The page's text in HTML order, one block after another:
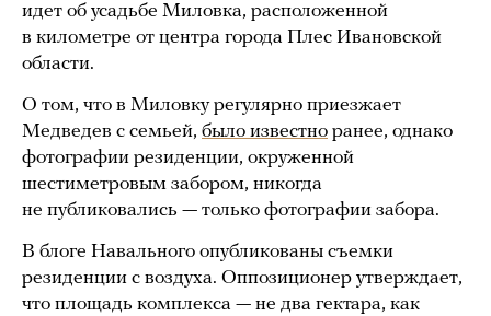
идет об усадьбе Миловка, расположенной
в километре от центра города Плес Ивановской
области.
О том, что в Миловку регулярно приезжает
Медведев с семьей, было известно ранее, однако
фотографии резиденции, окруженной
шестиметровым забором, никогда
не публиковались — только фотографии забора.
В блоге Навального опубликованы съемки
резиденции с воздуха. Оппозиционер утверждает,
что площадь комплекса — не два гектара, как